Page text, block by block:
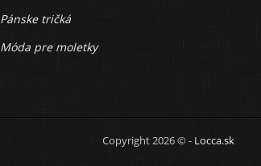
Pánske tričká
Móda pre moletky
Copyright 2026 © - Locca.sk